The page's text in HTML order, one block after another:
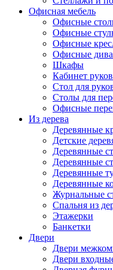
Офисная мебель
Офисные
Офисные
Офисные
Офисные
Шкафы
Кабинет
Стол для
Столы для
Офисные
Из дерева
Деревянные
Детские
Деревянные
Деревянные
Деревянные
Деревянные
Журнальные
Спальня из
Этажерки
Банкетки
Двери
Двери
Двери